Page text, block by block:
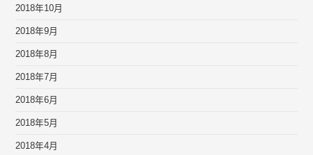
2018年10月
2018年9月
2018年8月
2018年7月
2018年6月
2018年5月
2018年4月